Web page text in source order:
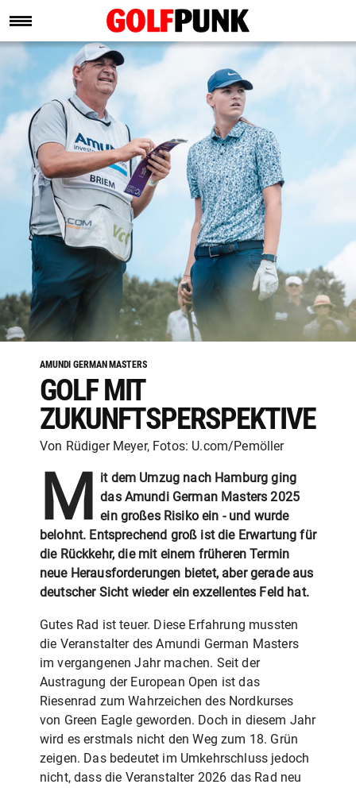
AMUNDI GERMAN MASTERS
GOLF MIT
ZUKUNFTSPERSPEKTIVE
Von Rüdiger Meyer, Fotos: U.com/Pemöller
M it dem Umzug nach Hamburg ging
das Amundi German Masters 2025
ein großes Risiko ein - und wurde
belohnt. Entsprechend groß ist die Erwartung für
die Rückkehr, die mit einem früheren Termin
neue Herausforderungen bietet, aber gerade aus
deutscher Sicht wieder ein exzellentes Feld hat.
Gutes Rad ist teuer. Diese Erfahrung mussten
die Veranstalter des Amundi German Masters
im vergangenen Jahr machen. Seit der
Austragung der European Open ist das
Riesenrad zum Wahrzeichen des Nordkurses
von Green Eagle geworden. Doch in diesem Jahr
wird es erstmals nicht den Weg zum 18. Grün
zeigen. Das bedeutet im Umkehrschluss jedoch
nicht, dass die Veranstalter 2026 das Rad neu